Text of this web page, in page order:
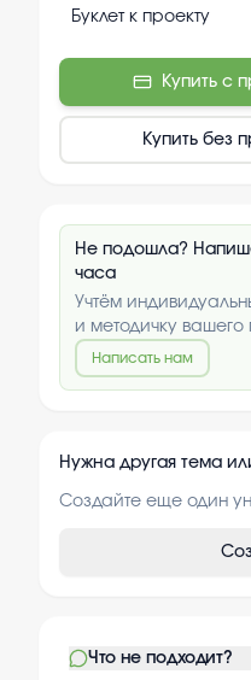
Буклет к проекту
Купить с
Купить без
Не подошла?
часа
Учтём
и методичку вашего
Написать нам
Нужна другая тема
Создайте еще один
Что не подходит?